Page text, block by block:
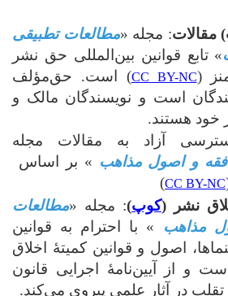
مقالات: مجله «مطالعات تطبیقی
» تابع قوانین بین‌المللی حق نشر
(
CC BY-NC) است. حق‌مؤلف
است و نویسندگان مالک و
هستند.
آزاد به مقالات مجله
و اصول مذاهب » بر اساس
CC BY-NC
)
نشر
(کوپ): مجله «مطالعات
مذاهب
» با احترام به قوانین
اصول و قوانین کمیتۀ اخلاق
و از آیین‌نامۀ اجرایی قانون
تقلب در آثار علمی پیروی می‌کند.